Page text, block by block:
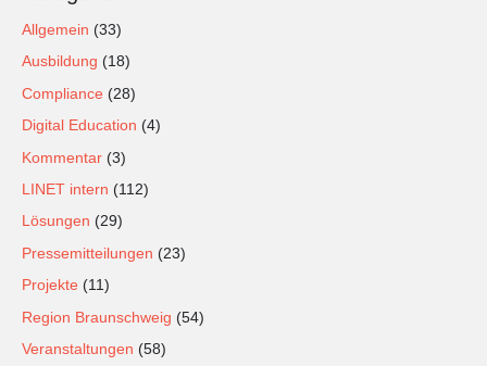
Allgemein (33)
Ausbildung (18)
Compliance (28)
Digital Education (4)
Kommentar (3)
LINET intern (112)
Lösungen (29)
Pressemitteilungen (23)
Projekte (11)
Region Braunschweig (54)
Veranstaltungen (58)